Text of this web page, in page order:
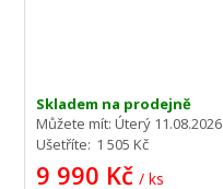
Skladem na prodejně
Můžete mít:Úterý 11.08.2026
Ušetříte: 1 505 Kč
9 990 Kč / ks